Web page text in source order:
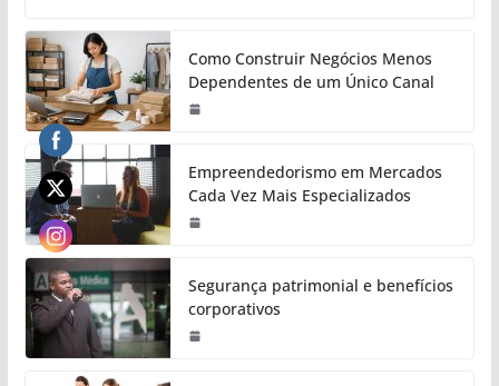
Como Construir Negócios Menos
Dependentes de um Único Canal
Empreendedorismo em Mercados
Cada Vez Mais Especializados
Segurança patrimonial e benefícios
corporativos